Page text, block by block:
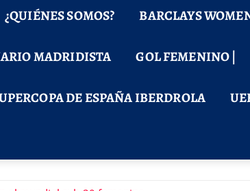
¿QUIÉNES SOMOS? BARCLAYS
MADRIDISTA GOL FEMENINO |
DE ESPAÑA IBERDROLA